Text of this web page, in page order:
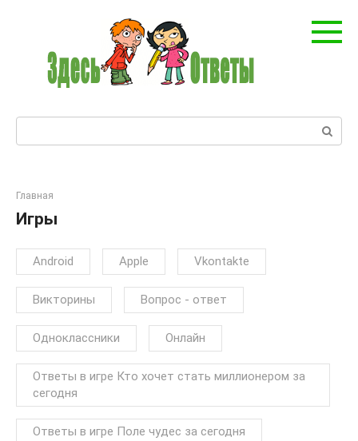
Поиск:
Главная
Игры
Android Apple Vkontakte
Викторины Вопрос - ответ
Одноклассники Онлайн
Ответы в игре Кто хочет стать миллионером за
сегодня
Ответы в игре Поле чудес за сегодня